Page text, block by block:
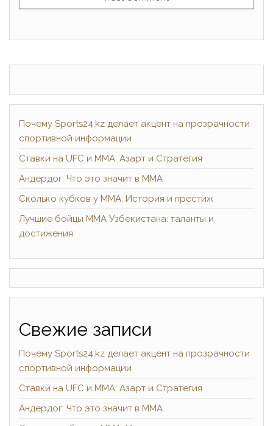
Почему Sports24.kz делает акцент на прозрачности
спортивной информации
Ставки на UFC и ММА: Азарт и Стратегия
Андердог: Что это значит в ММА
Сколько кубков у ММА: История и престиж
Лучшие бойцы ММА Узбекистана: таланты и
достижения
Свежие записи
Почему Sports24.kz делает акцент на прозрачности
спортивной информации
Ставки на UFC и ММА: Азарт и Стратегия
Андердог: Что это значит в ММА